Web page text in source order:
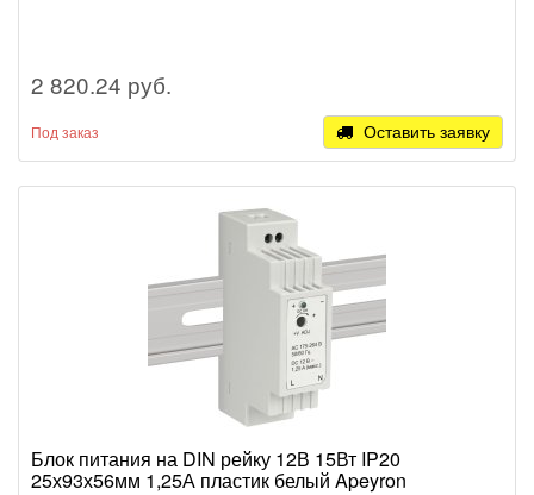
2 820.24 руб.
Под заказ Оставить заявку
Блок питания на DIN рейку 12В 15Вт IP20
25х93х56мм 1,25А пластик белый Apeyron